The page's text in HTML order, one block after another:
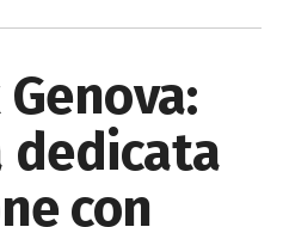
con